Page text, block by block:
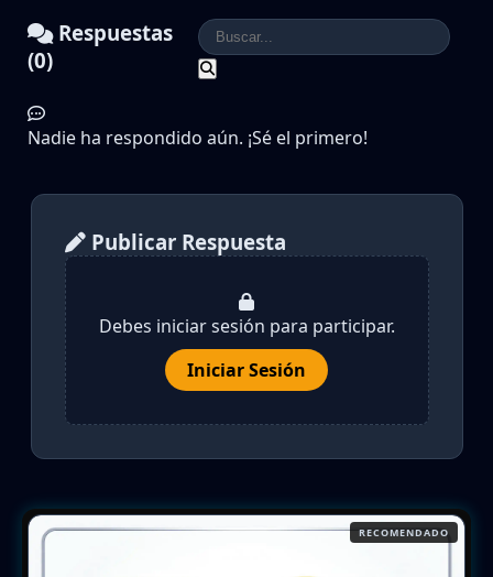
Respuestas
(0)
Nadie ha respondido aún. ¡Sé el primero!
Publicar Respuesta
Debes iniciar sesión para participar.
Iniciar Sesión
RECOMENDADO